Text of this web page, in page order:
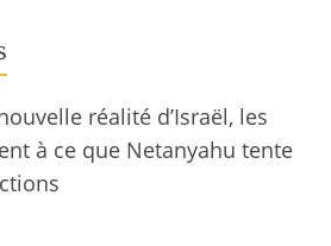
réalité d’Israël, les
à ce que Netanyahu tente